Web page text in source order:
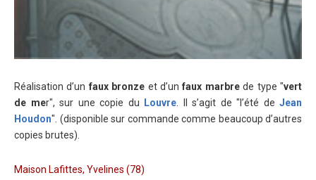
Réalisation d’un faux bronze et d’unfaux marbrede type "vert
de mer", sur une copie du Louvre . Il s’agit de "l’été de Jean
Houdon". (disponible sur commande comme beaucoup d’autres
copies brutes).
Maison Lafittes, Yvelines (78)